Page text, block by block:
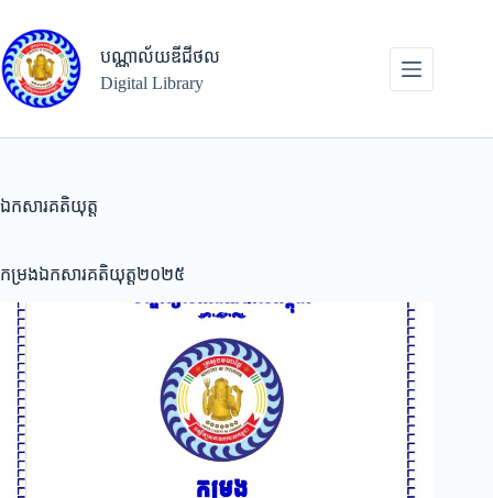
content
បណ្ណាល័យឌីជីថល
Digital Library
ឯកសារគតិយុត្ត
កម្រងឯកសារគតិយុត្ត២០២៥